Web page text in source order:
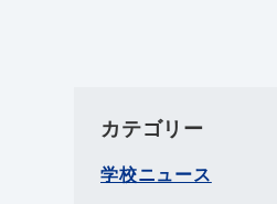
カテゴリー
学校ニュース